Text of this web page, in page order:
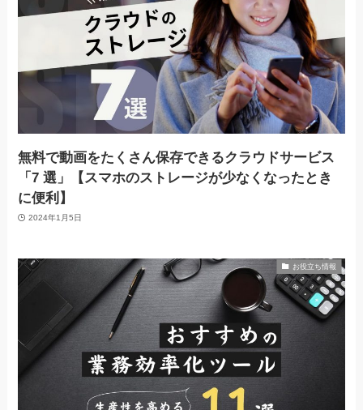
無料で動画をたくさん保存できるクラウドサービス
「7 選」【スマホのストレージが少なくなったとき
に便利】
2024年1月5日
お役立ち情報